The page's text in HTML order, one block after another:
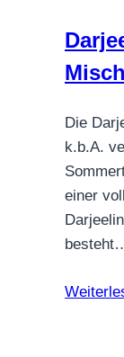
Die
k.b.A.
einer